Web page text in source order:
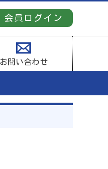
会員ログイン
お問い合わせ